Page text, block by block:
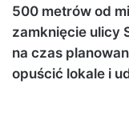
500 metrów od
zamknięcie ulicy
na czas
opuścić lokale i